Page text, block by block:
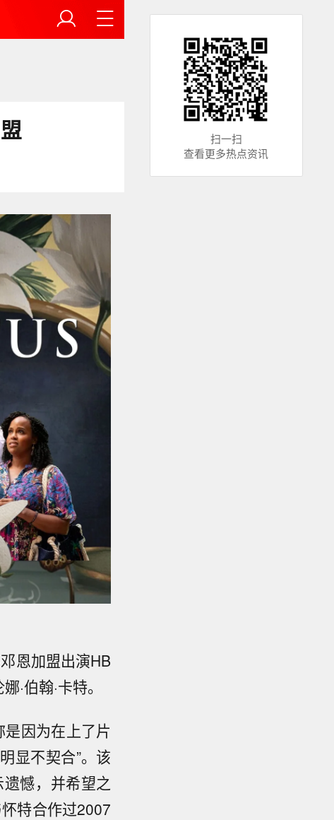
恩加盟出演HB
·伯翰·卡特。
因为在上了片
显不契合”。该
憾，并希望之
特合作过2007
扫一扫
查看更多热点资讯